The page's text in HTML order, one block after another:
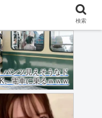
パンツ見えそうなド
、電車に乗るｗｗｗ
ｗｗｗｗｗｗｗｗ
検索